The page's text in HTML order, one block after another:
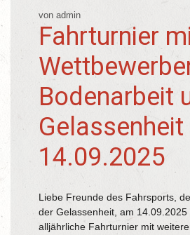
von admin
Fahrturnier
Bodenarbeit
Gelassenheit
14.09.2025
Liebe Freunde des Fahrsports,
der Gelassenheit, am 14.09.2025
alljährliche Fahrturnier mit